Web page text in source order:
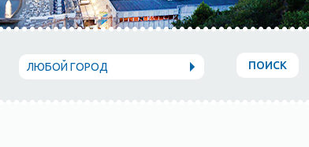
ЛЮБОЙ ГОРОД ПОИСК